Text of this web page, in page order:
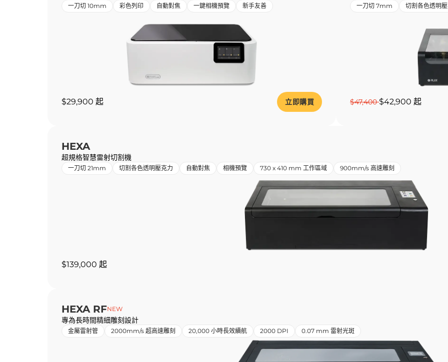
一刀切 10mm 彩色列印 自動對焦 一鍵相機預覽 新手友善
$29,900 起 立即購買
一刀切 7mm 切割各色透明
$47,400$42,900 起
HEXA
超規格智慧雷射切割機
一刀切 21mm 切割各色透明壓克力 自動對焦 相機預覽 730 x 410 mm 工作區域 900mm/s 高速雕刻
$139,000 起
HEXA RFNEW
專為長時間精細雕刻設計
金屬雷射管 2000mm/s 超高速雕刻 20,000 小時長效續航 2000 DPI 0.07 mm 雷射光斑